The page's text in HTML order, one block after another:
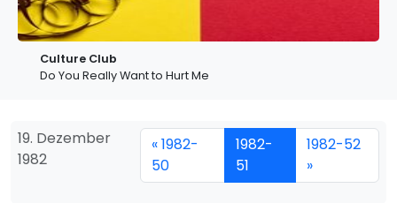
Culture Club
Do You Really Want to Hurt Me
19. Dezember
1982
« 1982-
50
1982-
51
1982-52
»